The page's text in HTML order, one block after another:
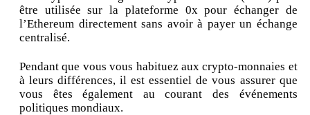
être utilisée sur la plateforme 0x pour échanger de
l’Ethereum directement sans avoir à payer un échange
centralisé.
Pendant que vous vous habituez aux crypto-monnaies et
à leurs différences, il est essentiel de vous assurer que
vous êtes également au courant des événements
politiques mondiaux.